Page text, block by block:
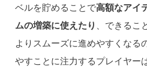
ベルを貯めることで高額なアイ
ムの増築に使えたり
、できる
よりスムーズに進めやすくなる
やすことに注力するプレイヤー